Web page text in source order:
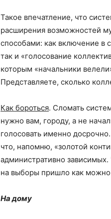
Такое впечатление, что
расширения возможностей
способами: как включение в
так и «голосование
которым «начальники
Представляете, сколько
Как бороться. Сломать
нужно вам, городу, а не
голосовать именно
что, напомню, «золотой
административно
на выборы пришло как можно
На дому